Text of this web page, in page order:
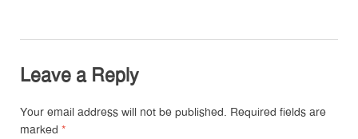
Leave a Reply
Your email address will not be published. Required fields are
marked *